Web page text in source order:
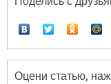
Оцени статью,